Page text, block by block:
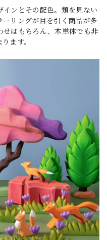
ンとその配色。類を見ない
リングが目を引く商品が多
せはもちろん、木単体でも非
ます。